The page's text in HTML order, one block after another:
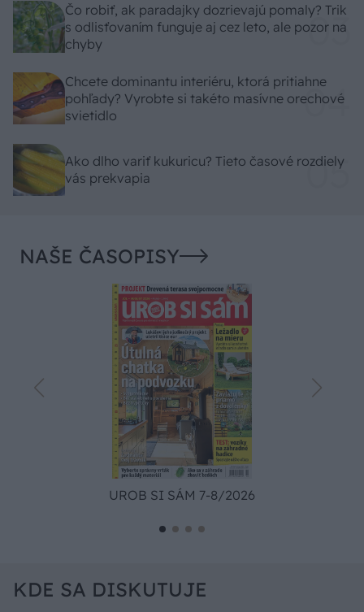
Čo robiť, ak paradajky dozrievajú pomaly? Trik
s odlisťovaním funguje aj cez leto, ale pozor na
chyby
Chcete dominantu interiéru, ktorá pritiahne
pohľady? Vyrobte si takéto masívne orechové
svietidlo
Ako dlho variť kukuricu? Tieto časové rozdiely
vás prekvapia
NAŠE ČASOPISY
UROB SI SÁM 7-8/2026
KDE SA DISKUTUJE